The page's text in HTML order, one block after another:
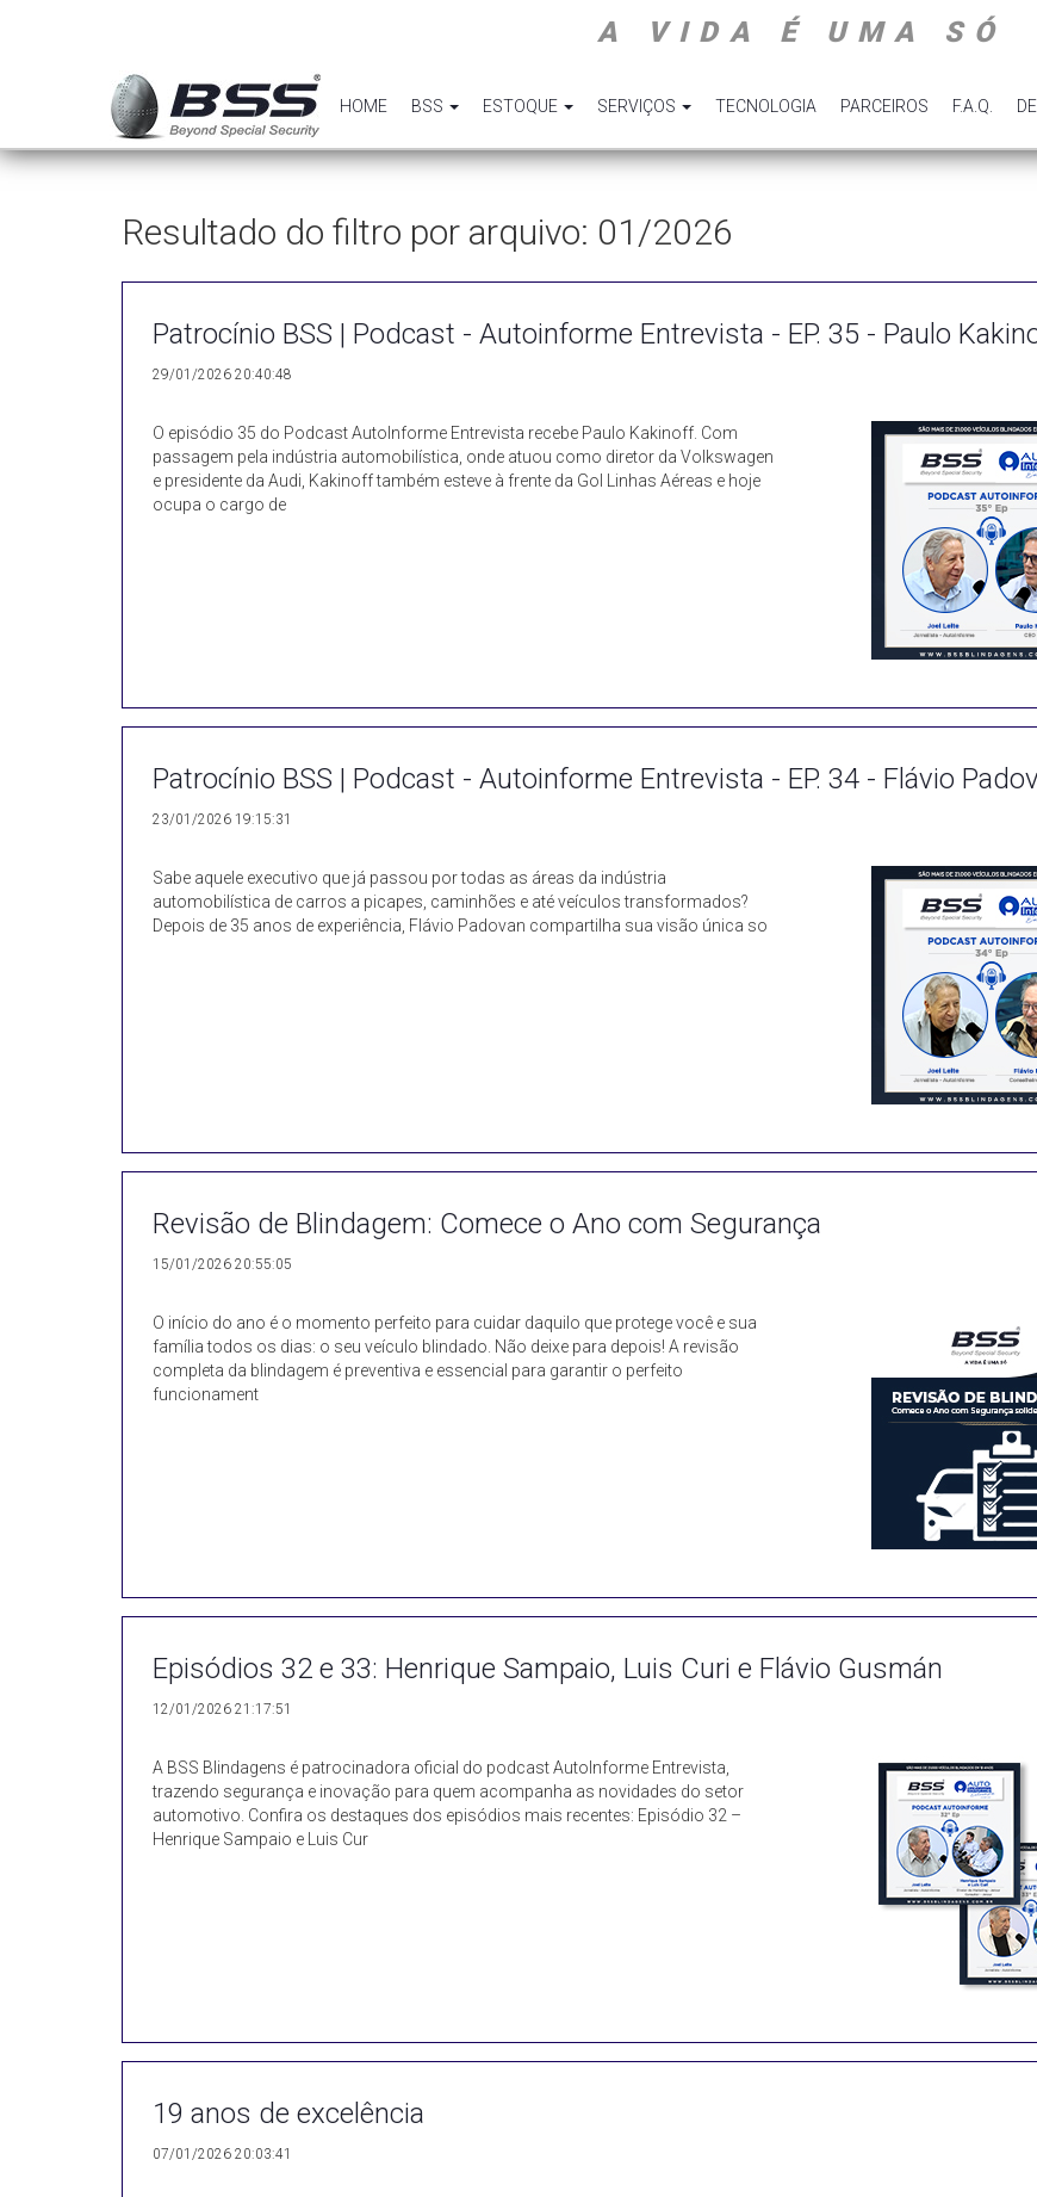
A VIDA É UMA SÓ
HOME BSS ESTOQUE SERVIÇOS TECNOLOGIA PARCEIROS F.A.Q.
Resultado do filtro por arquivo: 01/2026
Patrocínio BSS | Podcast - Autoinforme Entrevista - EP. 35 - Paulo
29/01/2026 20:40:48
O episódio 35 do Podcast AutoInforme Entrevista recebe Paulo Kakinoff. Com
passagem pela indústria automobilística, onde atuou como diretor da Volkswagen
e presidente da Audi, Kakinoff também esteve à frente da Gol Linhas Aéreas e hoje
ocupa o cargo de
Patrocínio BSS | Podcast - Autoinforme Entrevista - EP. 34 - Flávio
23/01/2026 19:15:31
Sabe aquele executivo que já passou por todas as áreas da indústria
automobilística de carros a picapes, caminhões e até veículos transformados?
Depois de 35 anos de experiência, Flávio Padovan compartilha sua visão única so
Revisão de Blindagem: Comece o Ano com Segurança
15/01/2026 20:55:05
O início do ano é o momento perfeito para cuidar daquilo que protege você e sua
família todos os dias: o seu veículo blindado. Não deixe para depois! A revisão
completa da blindagem é preventiva e essencial para garantir o perfeito
funcionament
Episódios 32 e 33: Henrique Sampaio, Luis Curi e Flávio Gusmán
12/01/2026 21:17:51
A BSS Blindagens é patrocinadora oficial do podcast AutoInforme Entrevista,
trazendo segurança e inovação para quem acompanha as novidades do setor
automotivo. Confira os destaques dos episódios mais recentes: Episódio 32 –
Henrique Sampaio e Luis Cur
19 anos de excelência
07/01/2026 20:03:41